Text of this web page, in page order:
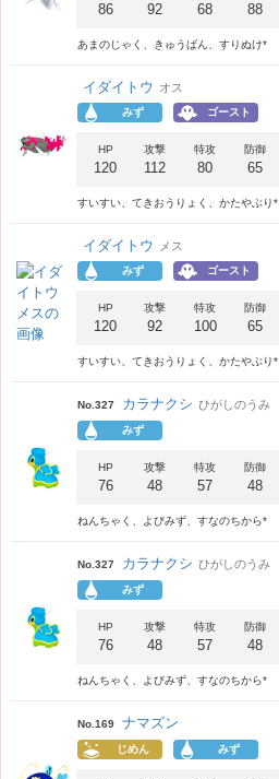
86 92 68 88
あまのじゃく、きゅうばん、すりぬけ*
イダイトウ オス
みず ゴースト
HP
120
攻撃
112
特攻
80
防御
65
すいすい、てきおうりょく、かたやぶり*
イダイトウ メス
みず ゴースト
HP
120
攻撃
92
特攻
100
防御
65
すいすい、てきおうりょく、かたやぶり*
No.327 カラナクシ ひがしのうみ
みず
HP
76
攻撃
48
特攻
57
防御
48
ねんちゃく、よびみず、すなのちから*
No.327 カラナクシ ひがしのうみ
みず
HP
76
攻撃
48
特攻
57
防御
48
ねんちゃく、よびみず、すなのちから*
No.169 ナマズン
じめん みず